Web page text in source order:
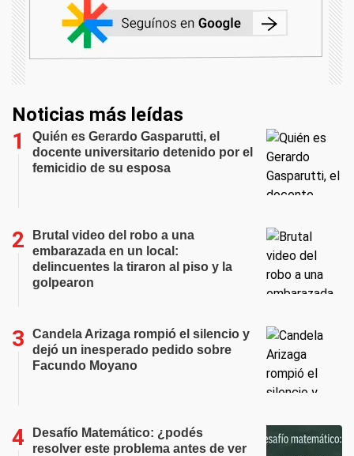
Noticias más leídas
Quién es Gerardo Gasparutti, el
docente universitario detenido por el
femicidio de su esposa
Brutal video del robo a una
embarazada en un local:
delincuentes la tiraron al piso y la
golpearon
Candela Arizaga rompió el silencio y
dejó un inesperado pedido sobre
Facundo Moyano
Desafío Matemático: ¿podés
resolver este problema antes de ver